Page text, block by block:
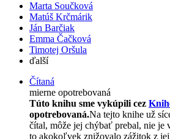
Marta Součková
Matúš Krčmárik
Ján Barčiak
Emma Čačková
Timotej Oršula
ďalší
Čítaná
mierne opotrebovaná
Túto knihu sme vykúpili cez
opotrebovaná.Na tejto knihe už
čítal, môže jej chýbať prebal, nie je
to akokoľvek znižovalo zážitok z